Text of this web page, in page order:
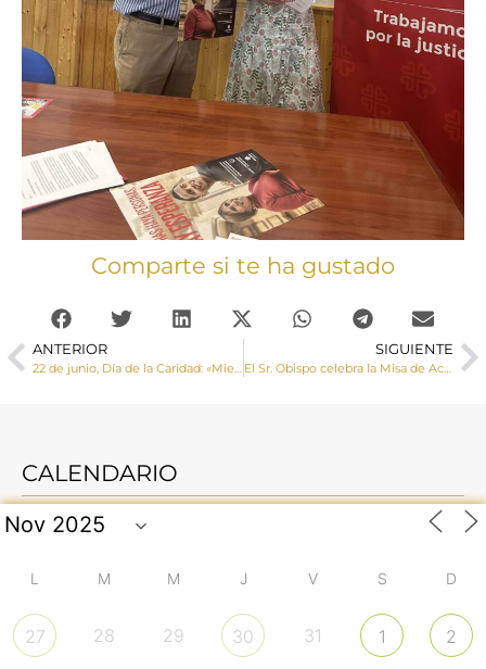
Comparte si te ha gustado
ANTERIOR SIGUIENTE
El Sr. Obispo celebra la Misa de Acción de Gracias del COF por el curso que termina
CALENDARIO
L M M J V S D
27 28 29 30 31 1 2